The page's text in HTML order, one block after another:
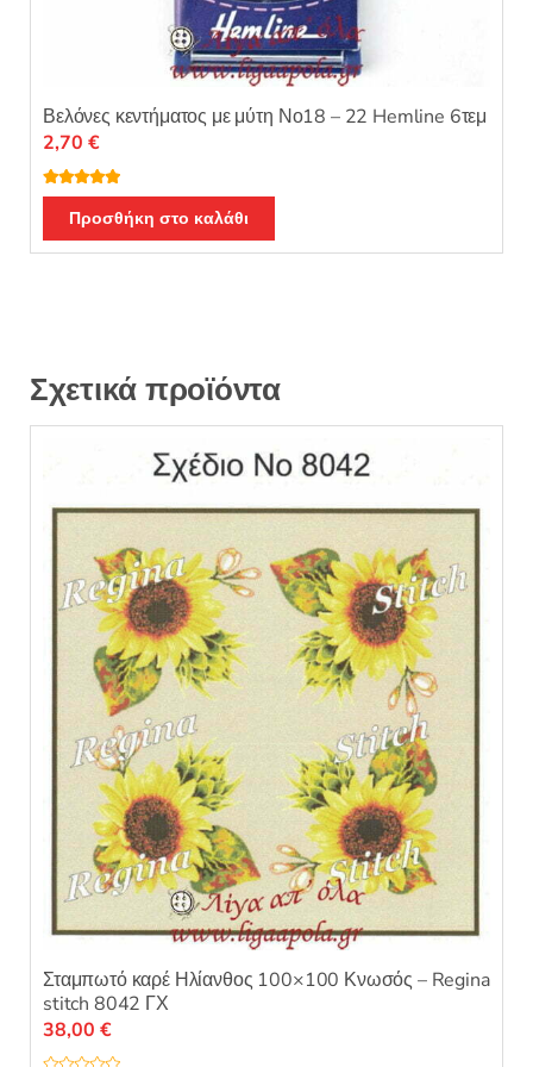
Βελόνες κεντήματος με μύτη Νο18 – 22 Hemline 6τεμ
Βαθμολογή
θηκε με5.00
από 5
2,70 €
Προσθήκη στο καλάθι
Σχετικά προϊόντα
Σταμπωτό καρέ Ηλίανθος 100×100 Κνωσός – Regina
stitch 8042 ΓΧ
38,00 €